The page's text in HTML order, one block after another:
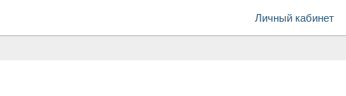
Личный кабинет